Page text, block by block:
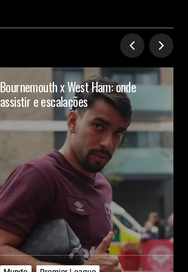
Bournemouth x West Ham: onde
assistir e escalações